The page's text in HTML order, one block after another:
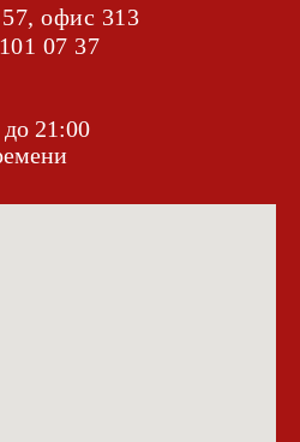
офис 313
07 37
21:00